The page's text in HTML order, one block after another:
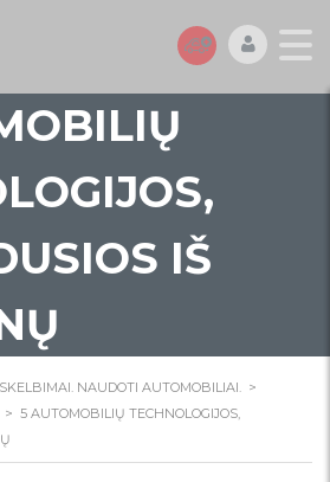
IŠ
NAUDOTI AUTOMOBILIAI. >
> 5 AUTOMOBILIŲ TECHNOLOGIJOS,